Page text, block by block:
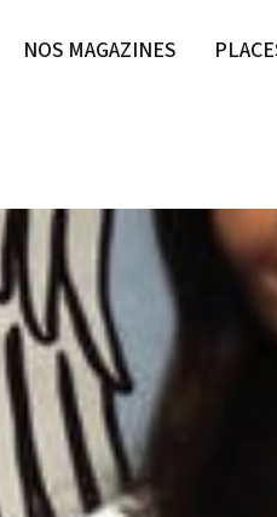
NOS MAGAZINES